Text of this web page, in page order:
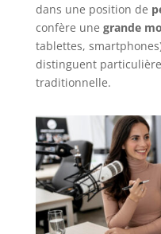
dans une position de
confère une grande
tablettes,
distinguent
traditionnelle.